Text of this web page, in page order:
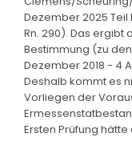
Dezember 2025 Teil
Rn. 290). Das ergibt
Bestimmung (zu
Dezember 2018 - 4
Deshalb kommt es
Vorliegen der
Ersten Prüfung